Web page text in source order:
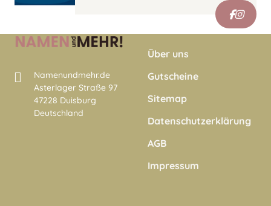
Namenundmehr.de
Asterlager Straße 97
47228 Duisburg
Deutschland
Über uns
Gutscheine
Sitemap
Datenschutzerklärung
AGB
Impressum